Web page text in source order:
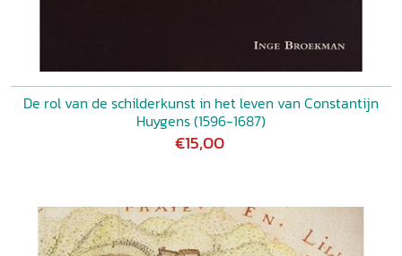
De rol van de schilderkunst in het leven van Constantijn
Huygens (1596-1687)
€15,00